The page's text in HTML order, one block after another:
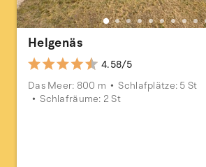
Helgenäs
4.58/5
Das Meer: 800 m
Schlafplätze: 5 St
Schlafräume: 2 St